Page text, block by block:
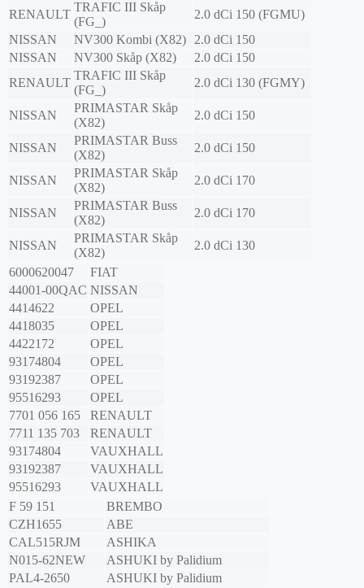
RENAULT
TRAFIC III Skåp
(FG_)
2.0 dCi 150 (FGMU)
NISSAN
NV300 Kombi (X82)
2.0 dCi 150
NISSAN
NV300 Skåp (X82)
2.0 dCi 150
RENAULT
TRAFIC III Skåp
(FG_)
2.0 dCi 130 (FGMY)
NISSAN
PRIMASTAR Skåp
(X82)
2.0 dCi 150
NISSAN
PRIMASTAR Buss
(X82)
2.0 dCi 150
NISSAN
PRIMASTAR Skåp
(X82)
2.0 dCi 170
NISSAN
PRIMASTAR Buss
(X82)
2.0 dCi 170
NISSAN
PRIMASTAR Skåp
(X82)
2.0 dCi 130
6000620047
FIAT
44001-00QAC NISSAN
4414622
OPEL
4418035
OPEL
4422172
OPEL
93174804
OPEL
93192387
OPEL
95516293
OPEL
7701 056 165
RENAULT
7711 135 703
RENAULT
93174804
VAUXHALL
93192387
VAUXHALL
95516293
VAUXHALL
F 59 151
BREMBO
CZH1655
ABE
CAL515RJM
ASHIKA
N015-62NEW
ASHUKI by Palidium
PAL4-2650
ASHUKI by Palidium